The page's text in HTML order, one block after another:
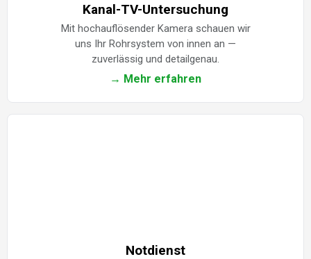
Kanal-TV-Untersuchung
Mit hochauflösender Kamera schauen wir
uns Ihr Rohrsystem von innen an —
zuverlässig und detailgenau.
→ Mehr erfahren
Notdienst